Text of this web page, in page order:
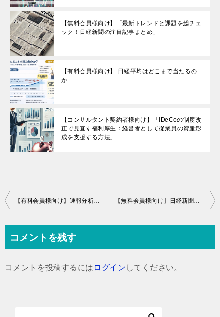
【無料会員様向け】「最新トレンドと課題を総チェ
ック！日経新聞の注目記事まとめ」
【有料会員様向け】 日経平均はどこまで当たるの
か
【コンサルタント契約者様向け】「iDeCoの制度改
正で見直す福利厚生：経営者として従業員の資産形
成を支援する方法」
投
ビ
【有料会員様向け】速報分析：高市内閣 指示書全文が日経電子版で公開 【無料会員様向け】日経新聞の年初予想は当たっていたのか？
コメントを残す
コメントを投稿するには ログイン してください。